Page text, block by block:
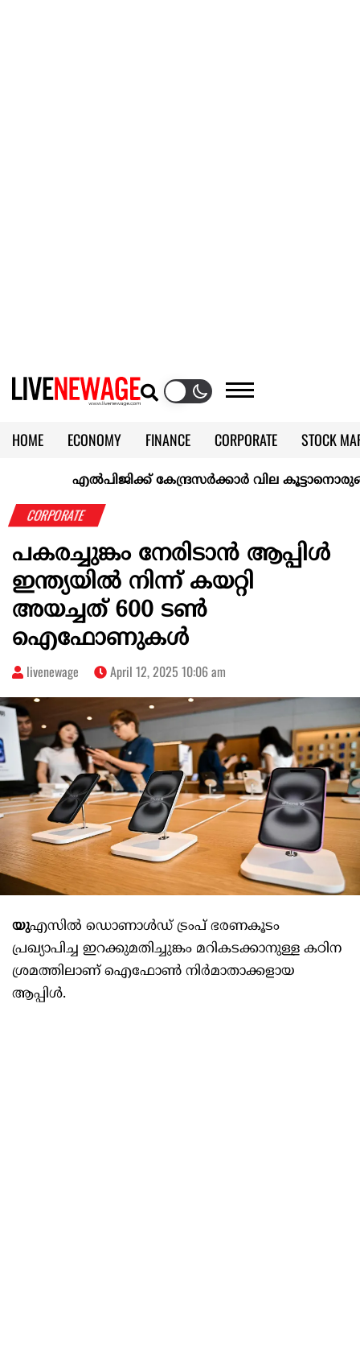
HOME ECONOMY FINANCE CORPORATE
STOCK
KERALA @70
എല്‍പിജിക്ക് കേന്ദ്രസർക്കാർ വില
CORPORATE
പകരച്ചുങ്കം നേരിടാൻ ആപ്പിൾ
ഇന്ത്യയില്‍ നിന്ന് കയറ്റി
അയച്ചത് 600 ടണ്‍
ഐഫോണുകള്‍
livenewage April 12, 2025 10:06 am
യുഎസില്‍ ഡൊണാള്‍ഡ് ട്രംപ് ഭരണകൂടം
പ്രഖ്യാപിച്ച ഇറക്കുമതിച്ചുങ്കം മറികടക്കാനുള്ള കഠിന
ശ്രമത്തിലാണ് ഐഫോണ്‍ നിർമാതാക്കളായ
ആപ്പിള്‍.